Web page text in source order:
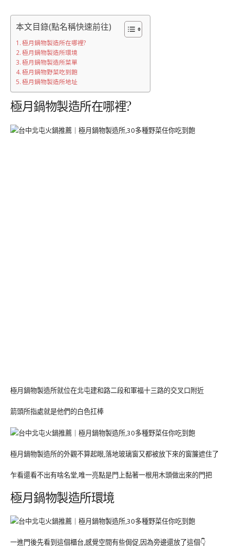
本文目錄(點名稱快速前往)
極月鍋物製造所在哪裡?
極月鍋物製造所環境
極月鍋物製造所菜單
極月鍋物野菜吃到飽
極月鍋物製造所地址
極月鍋物製造所在哪裡?
極月鍋物製造所就位在北屯建和路二段和軍福十三路的交叉口附近
箭頭所指處就是他們的白色扛棒
極月鍋物製造所的外觀不算起眼,落地玻璃窗又都被放下來的窗簾遮住了
乍看還看不出有啥名堂,唯一亮點是門上黏著一根用木頭做出來的門把
極月鍋物製造所環境
一進門後先看到這個櫃台,感覺空間有些侷促,因為旁邊還放了這個👇